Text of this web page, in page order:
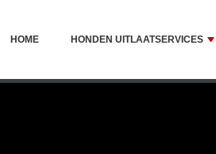
HOME HONDEN UITLAATSERVICES